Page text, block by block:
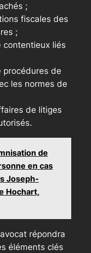
;
fiscales des
;
contentieux liés
procédures de
les normes de
de litiges
de
en cas
Joseph-
Hochart,
avocat répondra
éléments clés